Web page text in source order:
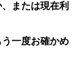
または現在利
一度お確かめ